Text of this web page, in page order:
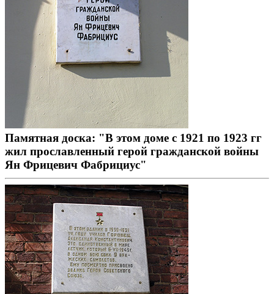
Памятная доска: "В этом доме с 1921 по 1923 гг
жил прославленный герой гражданской войны
Ян Фрицевич Фабрициус"